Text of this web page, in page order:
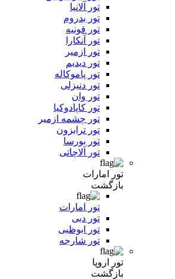
تور آلانیا
تور بدروم
تور قونیه
تور آنکارا
تور ازمیر
تور دیدیم
تور پاموکاله
تور دنیزلی
تور وان
تور کاپادوکیا
تور چشمه ازمیر
تور ترابزون
تور بورسا
تور آلاچاتی
تور امارات
بازگشت
تور امارات
تور دبی
تور ابوظبی
تور شارجه
تور اروپا
بازگشت